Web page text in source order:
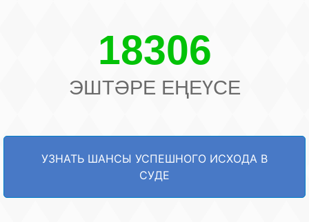
18306
ЭШТӘРЕ ЕҢЕҮСЕ
УЗНАТЬ ШАНСЫ УСПЕШНОГО ИСХОДА В
СУДЕ